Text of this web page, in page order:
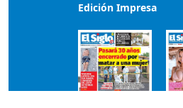
Edición Impresa